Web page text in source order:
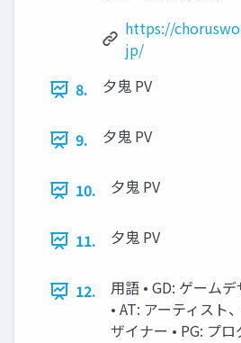
https://
jp/
8.
⼣⻤ PV
9. ⼣⻤ PV
10. ⼣⻤ PV
11. ⼣⻤ PV
12.
⽤語 • GD: ゲーム
• AT: アーティスト
ザイナー • PG: プ